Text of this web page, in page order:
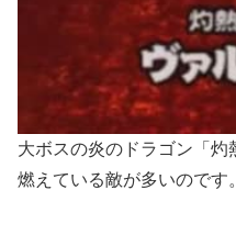
大ボスの炎のドラゴン「
燃えている敵が多いのです。